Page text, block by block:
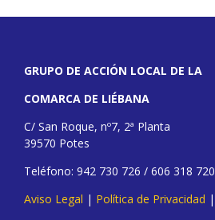
GRUPO DE ACCIÓN LOCAL DE LA
COMARCA DE LIÉBANA
C/ San Roque, nº7, 2ª Planta
39570 Potes
Teléfono: 942 730 726 / 606 318 720
Aviso Legal | Política de Privacidad |